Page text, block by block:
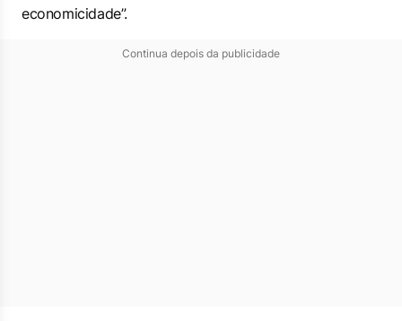
economicidade”.
Continua depois da publicidade